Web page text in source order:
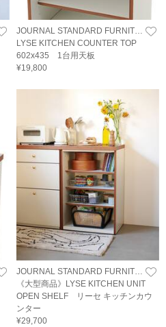
JOURNAL STANDARD FURNITURE
LYSE KITCHEN COUNTER TOP
602x435 1台用天板
¥19,800
JOURNAL STANDARD FURNITURE
《大型商品》LYSE KITCHEN UNIT
OPEN SHELF リーセ キッチンカウ
ンター
¥29,700